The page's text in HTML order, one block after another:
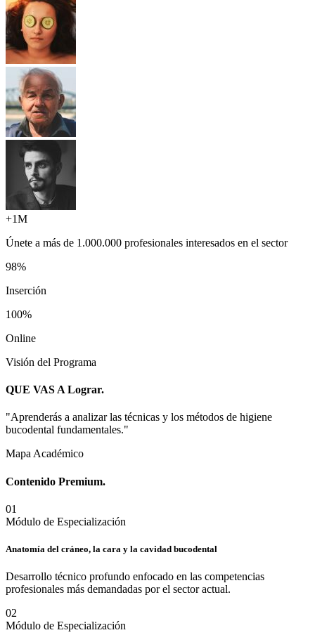
+1M
Únete a más de 1.000.000 profesionales interesados en el sector
98%
Inserción
100%
Online
Visión del Programa
QUE VAS A Lograr.
"Aprenderás a analizar las técnicas y los métodos de higiene
bucodental fundamentales."
Mapa Académico
Contenido Premium.
01
Módulo de Especialización
Anatomía del cráneo, la cara y la cavidad bucodental
Desarrollo técnico profundo enfocado en las competencias
profesionales más demandadas por el sector actual.
02
Módulo de Especialización